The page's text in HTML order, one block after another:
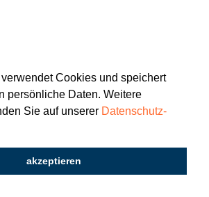
Cookies und speichert
persönliche Daten. Weitere
Sie auf unserer Datenschutz-
akzeptieren
Impressum
Datenschutz
© Katholisch St. Gallen